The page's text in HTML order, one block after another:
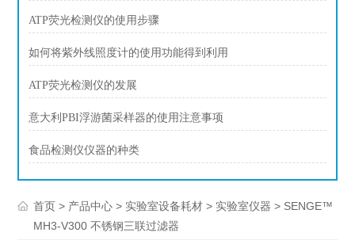
ATP荧光检测仪的使用步骤
如何将紫外线照度计的使用功能得到利用
ATP荧光检测仪的发展
意大利PBI浮游菌采样器的使用注意事项
食品检测仪仪器的种类
首页 > 产品中心 > 实验室设备耗材 > 实验室仪器 > SENGE™
MH3-V300 不锈钢三联过滤器